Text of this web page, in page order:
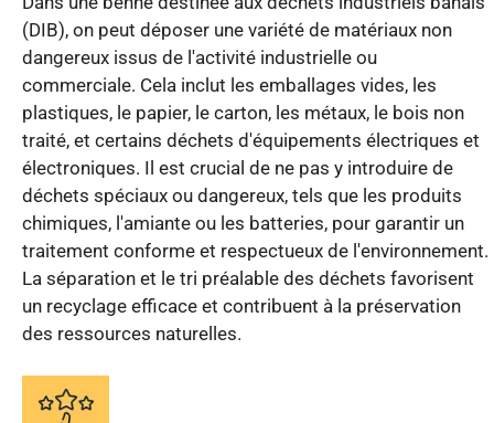
(DIB), on peut déposer une variété de matériaux non
dangereux issus de l'activité industrielle ou
commerciale. Cela inclut les emballages vides, les
plastiques, le papier, le carton, les métaux, le bois non
traité, et certains déchets d'équipements électriques et
électroniques. Il est crucial de ne pas y introduire de
déchets spéciaux ou dangereux, tels que les produits
chimiques, l'amiante ou les batteries, pour garantir un
traitement conforme et respectueux de l'environnement.
La séparation et le tri préalable des déchets favorisent
un recyclage efficace et contribuent à la préservation
des ressources naturelles.